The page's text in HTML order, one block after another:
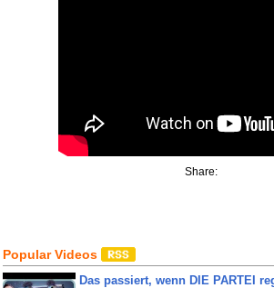
Share:
Popular Videos
Das passiert, wenn DIE PARTEI